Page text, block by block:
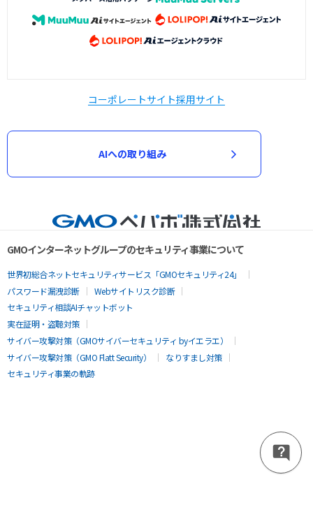
コーポレートサイト採用サイト
AIへの取り組み
GMOインターネットグループのセキュリティ事業について
世界初総合ネットセキュリティサービス「GMOセキュリティ24」
パスワード漏洩診断
Webサイトリスク診断
セキュリティ相談AIチャットボット
実在証明・盗聴対策
サイバー攻撃対策（GMOサイバーセキュリティ byイエラエ）
サイバー攻撃対策（GMO Flatt Security）
なりすまし対策
セキュリティ事業の軌跡